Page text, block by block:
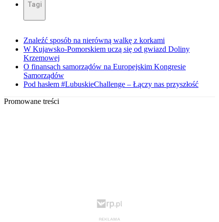
Tagi
Znaleźć sposób na nierówną walkę z korkami
W Kujawsko-Pomorskiem uczą się od gwiazd Doliny
Krzemowej
O finansach samorządów na Europejskim Kongresie
Samorządów
Pod hasłem #LubuskieChallenge – Łączy nas przyszłość
Promowane treści